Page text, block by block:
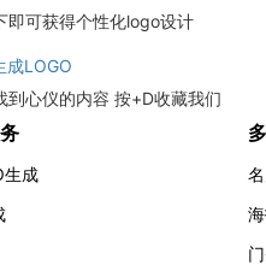
即可获得个性化logo设计
成LOGO
到心仪的内容 按+D收藏我们
生成